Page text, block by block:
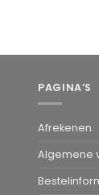
PAGINA’S
Afrekenen
Algemene